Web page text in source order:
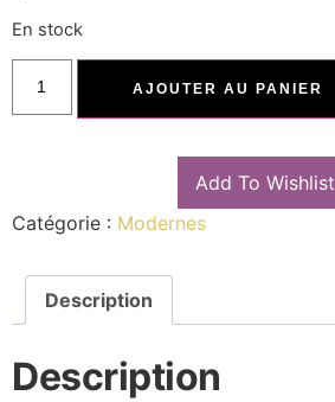
En stock
AJOUTER AU PANIER
Add To Wishlist
Catégorie : Modernes
Description
Description